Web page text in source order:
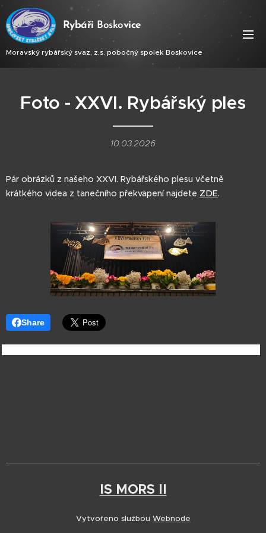
Rybáři Boskovice
Moravský rybářský svaz, z.s. pobočný spolek Boskovice
Foto - XXVI. Rybářský ples
10.03.2026
Pár obrázků z našeho XXVI. Rybářského plesu včetně
krátkého videa z tanečního překvapení najdete ZDE.
Share
IS MORS II
Vytvořeno službou Webnode